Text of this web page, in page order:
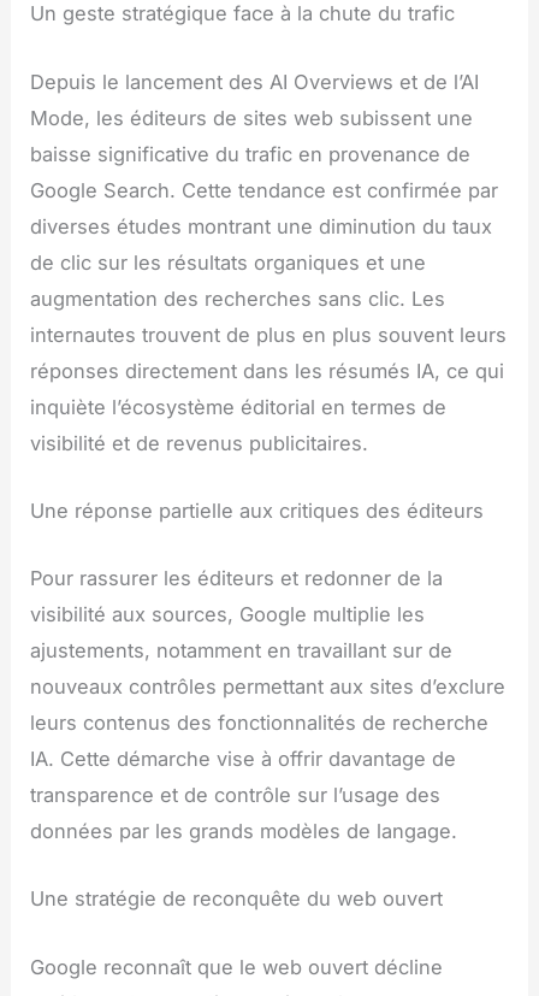
Un geste stratégique face à la chute du trafic
Depuis le lancement des AI Overviews et de l’AI
Mode, les éditeurs de sites web subissent une
baisse significative du trafic en provenance de
Google Search. Cette tendance est confirmée par
diverses études montrant une diminution du taux
de clic sur les résultats organiques et une
augmentation des recherches sans clic. Les
internautes trouvent de plus en plus souvent leurs
réponses directement dans les résumés IA, ce qui
inquiète l’écosystème éditorial en termes de
visibilité et de revenus publicitaires.
Une réponse partielle aux critiques des éditeurs
Pour rassurer les éditeurs et redonner de la
visibilité aux sources, Google multiplie les
ajustements, notamment en travaillant sur de
nouveaux contrôles permettant aux sites d’exclure
leurs contenus des fonctionnalités de recherche
IA. Cette démarche vise à offrir davantage de
transparence et de contrôle sur l’usage des
données par les grands modèles de langage.
Une stratégie de reconquête du web ouvert
Google reconnaît que le web ouvert décline